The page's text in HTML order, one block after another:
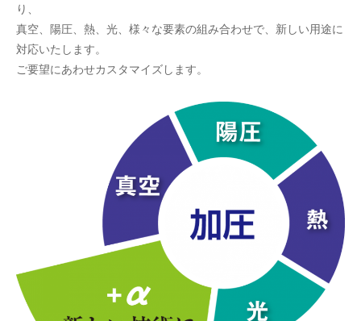
り、
真空、陽圧、熱、光、様々な要素の組み合わせで、新しい用途に
対応いたします。
ご要望にあわせカスタマイズします。